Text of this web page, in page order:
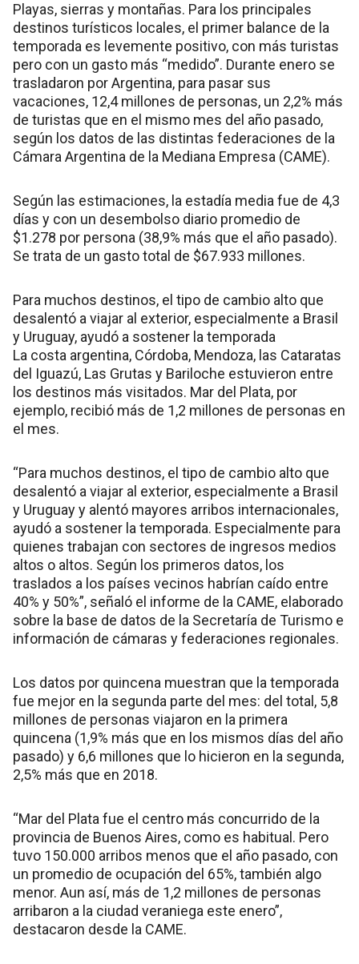
Playas, sierras y montañas. Para los principales
destinos turísticos locales, el primer balance de la
temporada es levemente positivo, con más turistas
pero con un gasto más “medido”. Durante enero se
trasladaron por Argentina, para pasar sus
vacaciones, 12,4 millones de personas, un 2,2% más
de turistas que en el mismo mes del año pasado,
según los datos de las distintas federaciones de la
Cámara Argentina de la Mediana Empresa (CAME).
Según las estimaciones, la estadía media fue de 4,3
días y con un desembolso diario promedio de
$1.278 por persona (38,9% más que el año pasado).
Se trata de un gasto total de $67.933 millones.
Para muchos destinos, el tipo de cambio alto que
desalentó a viajar al exterior, especialmente a Brasil
y Uruguay, ayudó a sostener la temporada
La costa argentina, Córdoba, Mendoza, las Cataratas
del Iguazú, Las Grutas y Bariloche estuvieron entre
los destinos más visitados. Mar del Plata, por
ejemplo, recibió más de 1,2 millones de personas en
el mes.
“Para muchos destinos, el tipo de cambio alto que
desalentó a viajar al exterior, especialmente a Brasil
y Uruguay y alentó mayores arribos internacionales,
ayudó a sostener la temporada. Especialmente para
quienes trabajan con sectores de ingresos medios
altos o altos. Según los primeros datos, los
traslados a los países vecinos habrían caído entre
40% y 50%”, señaló el informe de la CAME, elaborado
sobre la base de datos de la Secretaría de Turismo e
información de cámaras y federaciones regionales.
Los datos por quincena muestran que la temporada
fue mejor en la segunda parte del mes: del total, 5,8
millones de personas viajaron en la primera
quincena (1,9% más que en los mismos días del año
pasado) y 6,6 millones que lo hicieron en la segunda,
2,5% más que en 2018.
“Mar del Plata fue el centro más concurrido de la
provincia de Buenos Aires, como es habitual. Pero
tuvo 150.000 arribos menos que el año pasado, con
un promedio de ocupación del 65%, también algo
menor. Aun así, más de 1,2 millones de personas
arribaron a la ciudad veraniega este enero”,
destacaron desde la CAME.